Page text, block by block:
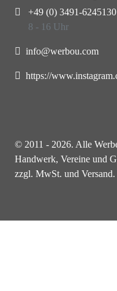
+49 (0) 3491-6245130
8 - 16 Uhr
info@werbou.com
https://
© 2011 - 2026. Alle
Handwerk, Vereine und
zzgl. MwSt. und Versand.